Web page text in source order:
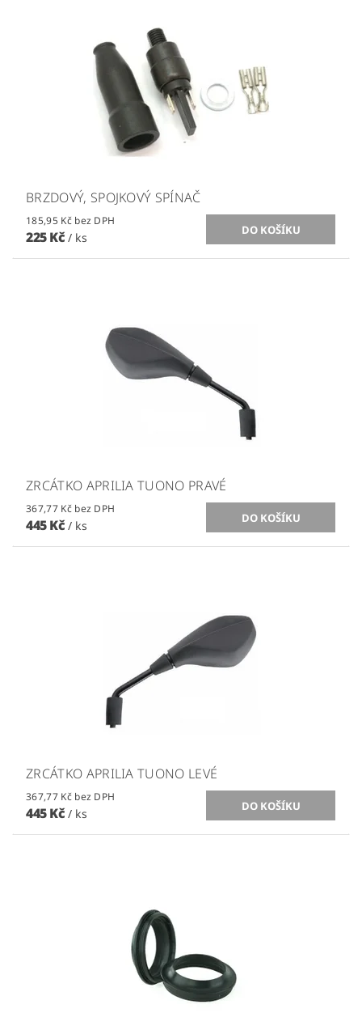
BRZDOVÝ, SPOJKOVÝ SPÍNAČ
185,95 Kč bez DPH
225 Kč / ks
ZRCÁTKO APRILIA TUONO PRAVÉ
367,77 Kč bez DPH
445 Kč / ks
ZRCÁTKO APRILIA TUONO LEVÉ
367,77 Kč bez DPH
445 Kč / ks